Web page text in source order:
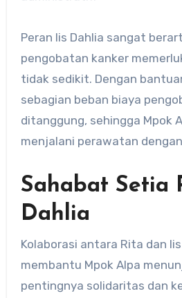
Peran Iis Dahlia sangat
pengobatan kanker
tidak sedikit. Dengan
sebagian beban biaya
ditanggung, sehingga Mpok
menjalani perawatan
Sahabat Setia
Dahlia
Kolaborasi antara Rita dan
membantu Mpok Alpa
pentingnya solidaritas dan